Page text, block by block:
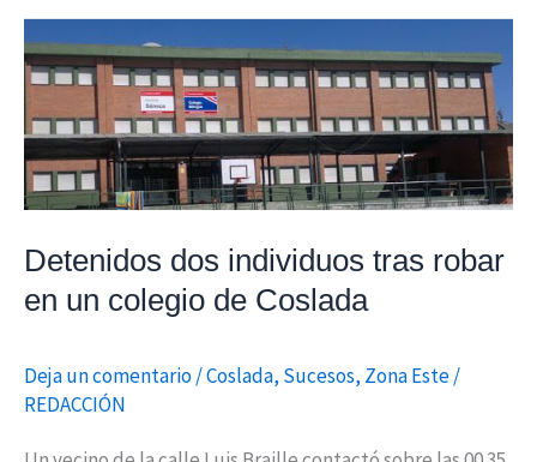
Detenidos dos individuos tras robar
en un colegio de Coslada
Deja un comentario/Coslada, Sucesos, Zona Este/
REDACCIÓN
Detenidos
dos
individuos
tras
robar
en
colegio
de